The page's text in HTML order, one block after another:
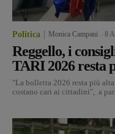
Politica Monica Campani 8
Reggello, i
TARI 2026 resta
"La bolletta 2026 resta più
costano cari ai cittadini", a